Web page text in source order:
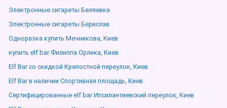
Электронные сигареты Беляевка
Электронные сигареты Берислав
Одноразка купить Мечникова, Киев
купить elf bar Филиппа Орлика, Киев
Elf Bar со скидкой Крепостной переулок, Киев
Elf Bar в наличии Спортивная площадь, Киев
Сертифицированные elf bar Ипсилантиевский переулок, Киев